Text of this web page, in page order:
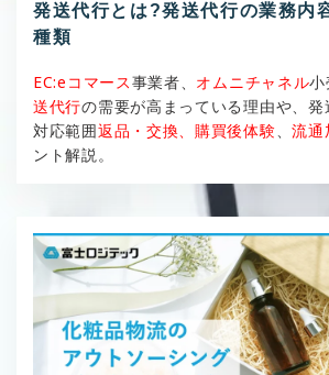
発送代行とは?発送代行の業務内
種類
EC:eコマース事業者、 オムニチャネル
送代行の需要が高まっている理由や、
対応範囲返品・交換、購買後体験 、流通
ント解説。